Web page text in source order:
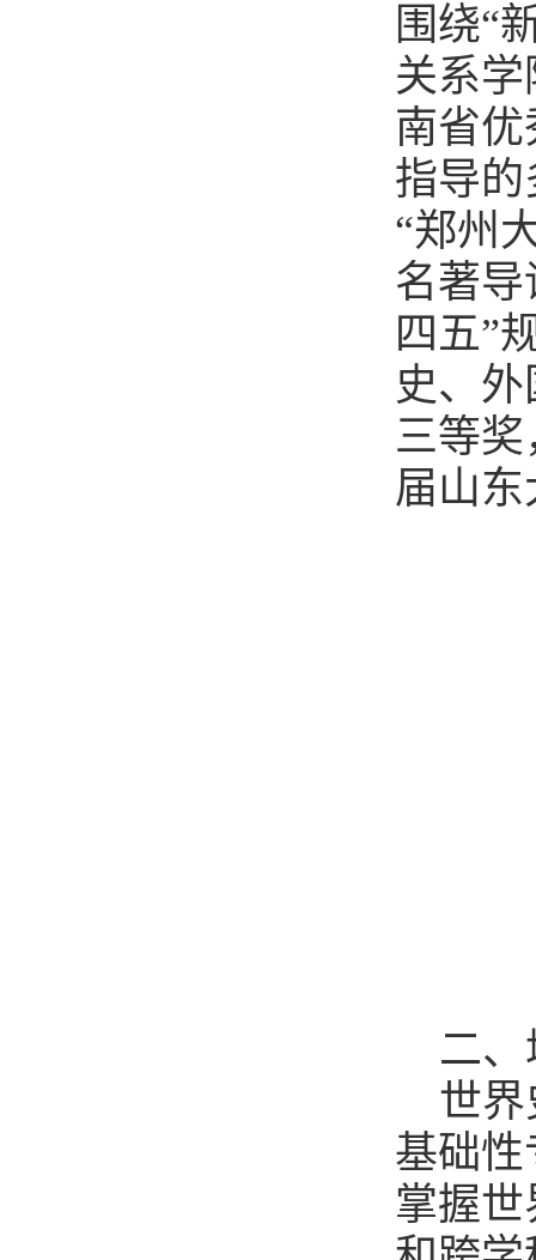
围绕“
关系
南省
指导的
“郑州
名著
四五”
史、
三等奖
届山
二
世
基础
掌握